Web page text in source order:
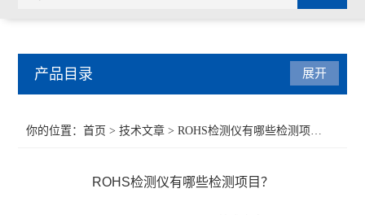
产品目录 展开
你的位置：首页 >技术文章 > ROHS检测仪有哪些检测项目？
ROHS检测仪有哪些检测项目？